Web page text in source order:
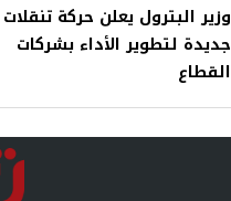
وزير البترول يعلن حركة تنقلات
جديدة لتطوير الأداء بشركات
القطاع